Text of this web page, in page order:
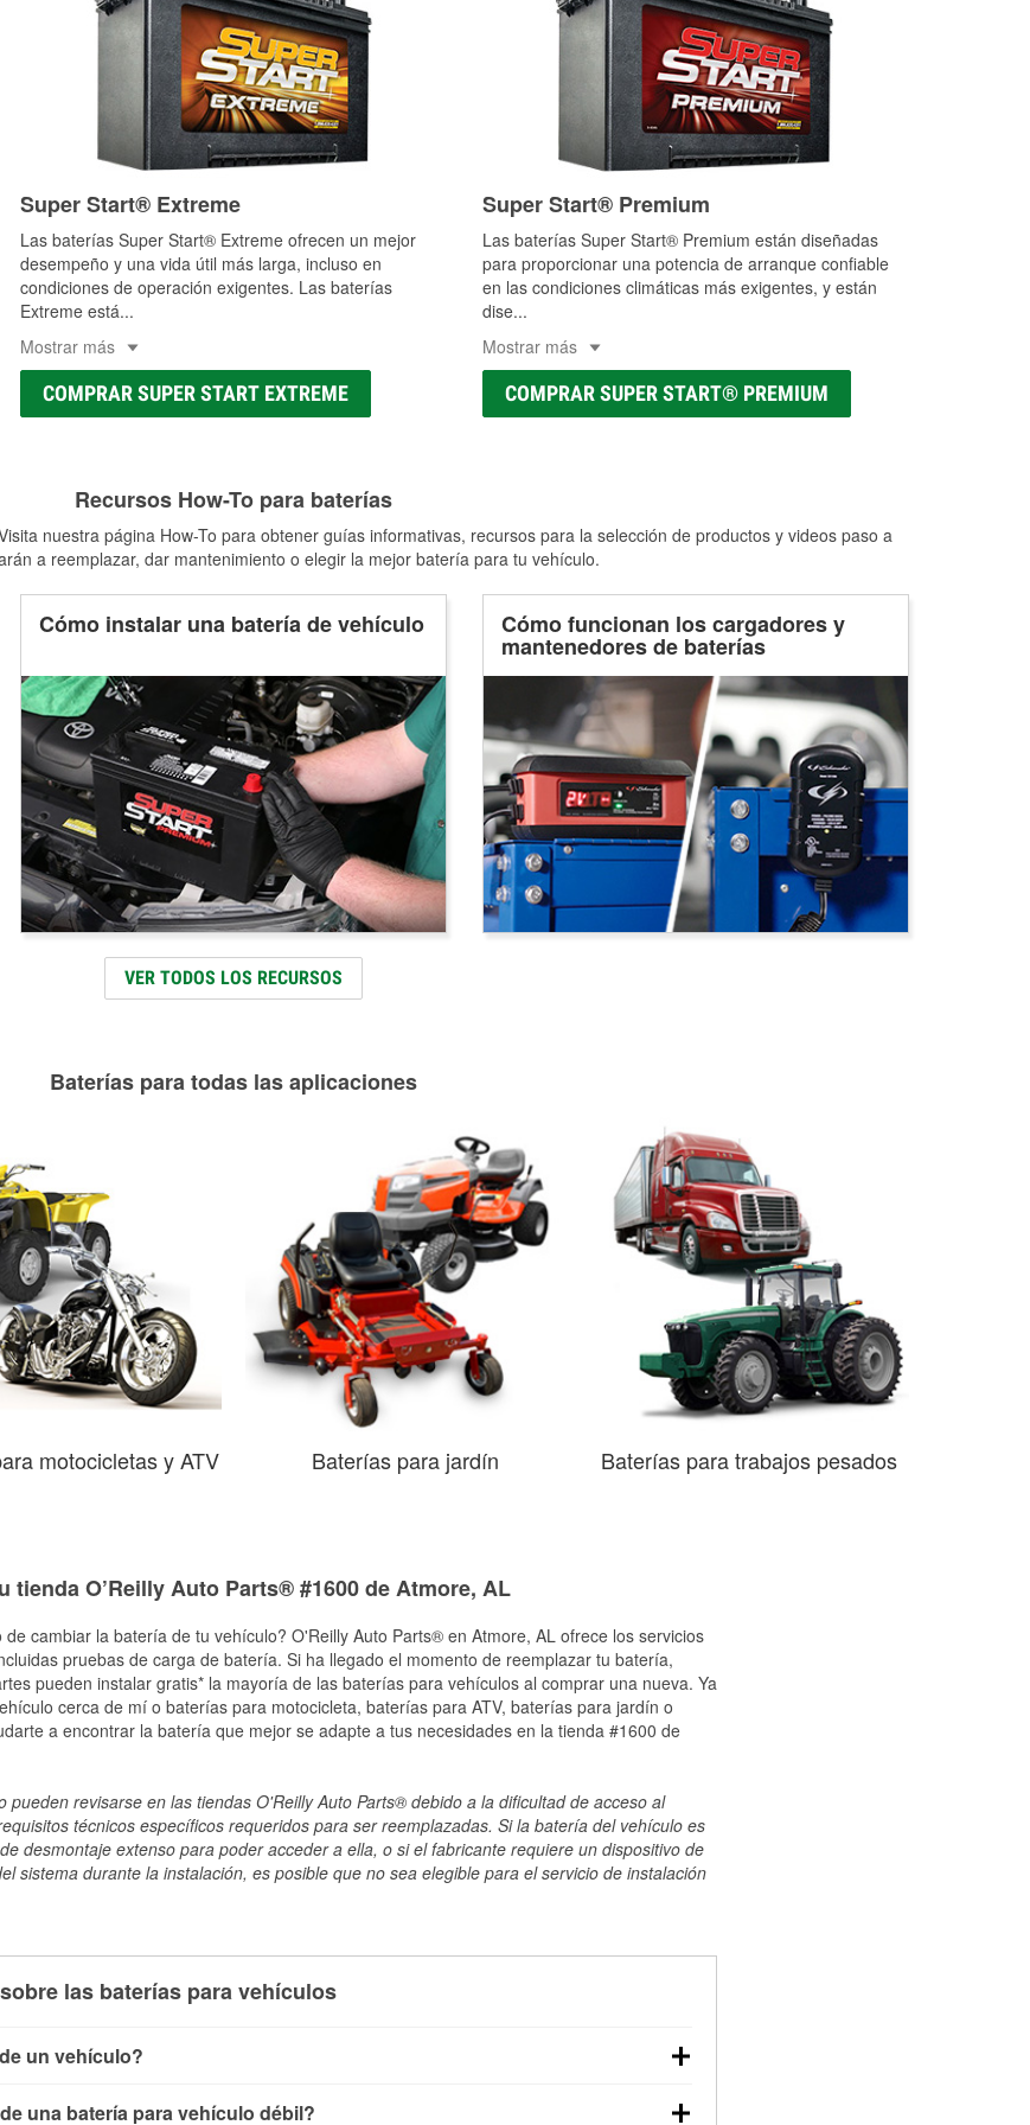
Super Start® Extreme
Las baterías Super Start® Extreme ofrecen un mejor
desempeño y una vida útil más larga, incluso en
condiciones de operación exigentes. Las baterías
Extreme está...
Mostrar más
COMPRAR SUPER START EXTREME
Super Start® Premium
Las baterías Super Start® Premium están diseñadas
para proporcionar una potencia de arranque confiable
en las condiciones climáticas más exigentes, y están
dise...
Mostrar más
COMPRAR SUPER START® PREMIUM
Recursos How-To para baterías
nuestra página How-To para obtener guías informativas, recursos para la selección de productos y videos paso a
a reemplazar, dar mantenimiento o elegir la mejor batería para tu vehículo.
Cómo instalar una batería de vehículo Cómo funcionan los cargadores y
mantenedores de baterías
VER TODOS LOS RECURSOS
Baterías para todas las aplicaciones
motocicletas y ATV Baterías para jardín Baterías para trabajos pesados
tienda O’Reilly Auto Parts® #1600 de Atmore, AL
cambiar la batería de tu vehículo? O'Reilly Auto Parts® en Atmore, AL ofrece los servicios
pruebas de carga de batería. Si ha llegado el momento de reemplazar tu batería,
pueden instalar gratis* la mayoría de las baterías para vehículos al comprar una nueva. Ya
cerca de mí o baterías para motocicleta, baterías para ATV, baterías para jardín o
a encontrar la batería que mejor se adapte a tus necesidades en la tienda #1600 de
pueden revisarse en las tiendas O'Reilly Auto Parts® debido a la dificultad de acceso al
técnicos específicos requeridos para ser reemplazadas. Si la batería del vehículo es
desmontaje extenso para poder acceder a ella, o si el fabricante requiere un dispositivo de
sistema durante la instalación, es posible que no sea elegible para el servicio de instalación
las baterías para vehículos
un vehículo?
una batería para vehículo débil?